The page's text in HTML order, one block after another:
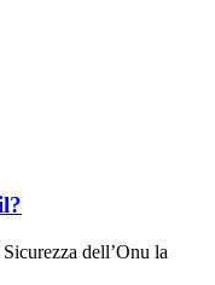
dell’Onu la